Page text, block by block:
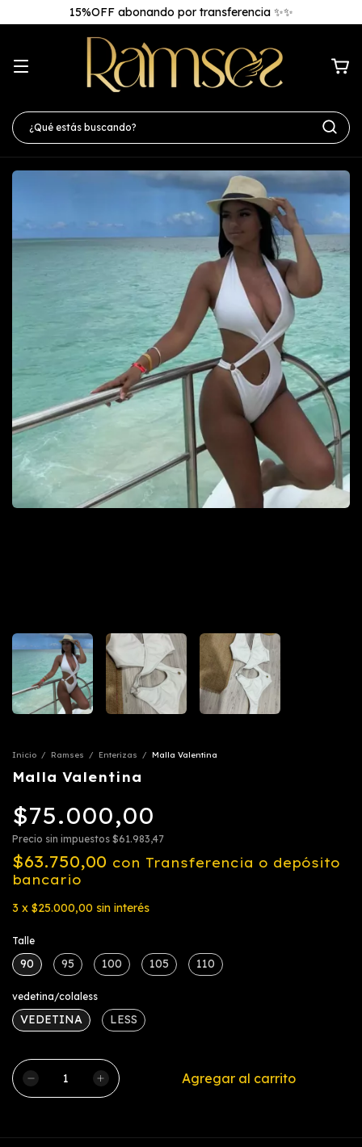
15%OFF abonando por transferencia ✨✨
Inicio / Ramses / Enterizas / Malla Valentina
Malla Valentina
$75.000,00
Precio sin impuestos $61.983,47
$63.750,00 con Transferencia o depósito
bancario
3 x $25.000,00 sin interés
Talle
90 95 100 105 110
vedetina/colaless
VEDETINA LESS